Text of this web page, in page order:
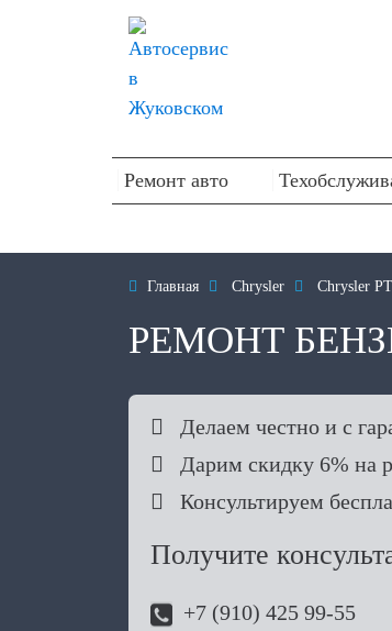
Ремонт авто
 Главная  Chrysler  Chrysler
РЕМОНТ
 Делаем честно и с
 Дарим скидку 6% на
 Консультируем
Получите
+7 (910) 425 99-55